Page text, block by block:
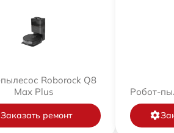
Roborock Q8
Max Plus
Заказать ремонт
Робот-